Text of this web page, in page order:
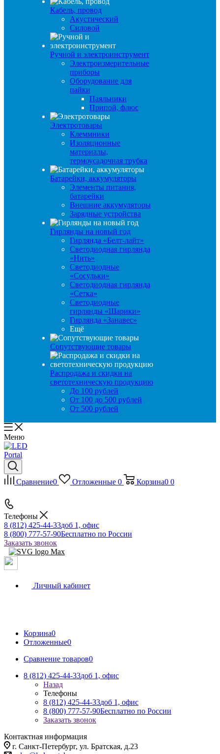
Кабель, провод
Акустический
Силовой
Ручной и электроинструмент
Электроизмерительные
приборы
Оборудование для
пайки
Паяльники
Припой, флюс
Электротовары
Клеммники
Изоляционные
материалы,
термоусадочная трубка
Батарейки, аккумуляторы
Элементы питания,
батарейки
Внешние аккумуляторы
Зарядные устройства
Гирлянды на новый год
Гирлянда «Белт-лайт»
Светодиодная гирлянда
«Нить»
Светодиодные
«Сосульки»
Светодиодная гирлянда
«Сетка»
Светодиодные
гирлянды «Шарики»
Гирлянда «Занавес»
Ещё
Сопутствующие товары
Распродажа и скидки на
светотехническую продукцию
До 100 рублей
От 100 до 500 рублей
От 500 рублей
Меню
Сравнение0 Отложенные 0 Корзина0 0
Телефоны
8 (812) 425-44-33доб 1, офис
8 (800) 777-57-90Бесплатно по России
Заказать звонок
Личный кабинет
Корзина0
Отложенные0
Сравнение товаров0
8 (812) 425-44-33доб 1, офис
Назад
Телефоны
8 (812) 425-44-33доб 1, офис
8 (800) 777-57-90Бесплатно по России
Заказать звонок
Контактная информация
г. Санкт-Петербург, ул. Братская, д.23